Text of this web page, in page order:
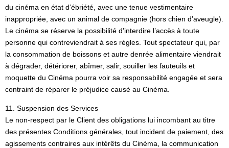
du cinéma en état d’ébriété, avec une tenue vestimentaire
inappropriée, avec un animal de compagnie (hors chien d’aveugle).
Le cinéma se réserve la possibilité d’interdire l’accès à toute
personne qui contreviendrait à ses règles. Tout spectateur qui, par
la consommation de boissons et autre denrée alimentaire viendrait
à dégrader, détériorer, abîmer, salir, souiller les fauteuils et
moquette du Cinéma pourra voir sa responsabilité engagée et sera
contraint de réparer le préjudice causé au Cinéma.
11. Suspension des Services
Le non-respect par le Client des obligations lui incombant au titre
des présentes Conditions générales, tout incident de paiement, des
agissements contraires aux intérêts du Cinéma, la communication